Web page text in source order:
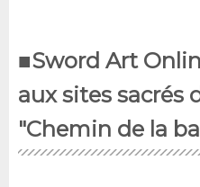
■Sword Art
aux sites sacrés
"Chemin de la